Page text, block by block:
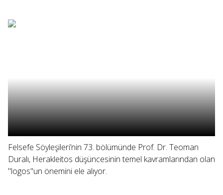
Felsefe Söyleşileri’nin 73. bölümünde Prof. Dr. Teoman
Duralı, Herakleitos düşüncesinin temel kavramlarından olan
"logos"un önemini ele alıyor.